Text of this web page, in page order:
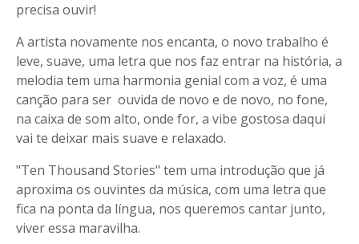
precisa ouvir!
A artista novamente nos encanta, o novo trabalho é
leve, suave, uma letra que nos faz entrar na história, a
melodia tem uma harmonia genial com a voz, é uma
canção para ser ouvida de novo e de novo, no fone,
na caixa de som alto, onde for, a vibe gostosa daqui
vai te deixar mais suave e relaxado.
"Ten Thousand Stories" tem uma introdução que já
aproxima os ouvintes da música, com uma letra que
fica na ponta da língua, nos queremos cantar junto,
viver essa maravilha.